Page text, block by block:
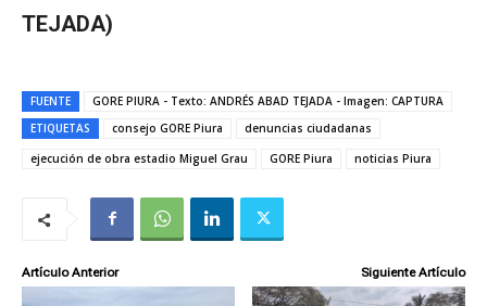
TEJADA)
FUENTE
GORE PIURA - Texto: ANDRÉS ABAD TEJADA - Imagen: CAPTURA
ETIQUETAS
consejo GORE Piura
denuncias ciudadanas
ejecución de obra estadio Miguel Grau
GORE Piura noticias Piura
Artículo Anterior Siguiente Artículo